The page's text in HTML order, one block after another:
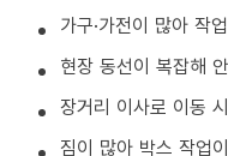
가구·가전이 많아 작
현장 동선이 복잡해
장거리 이사로 이동
짐이 많아 박스 작업